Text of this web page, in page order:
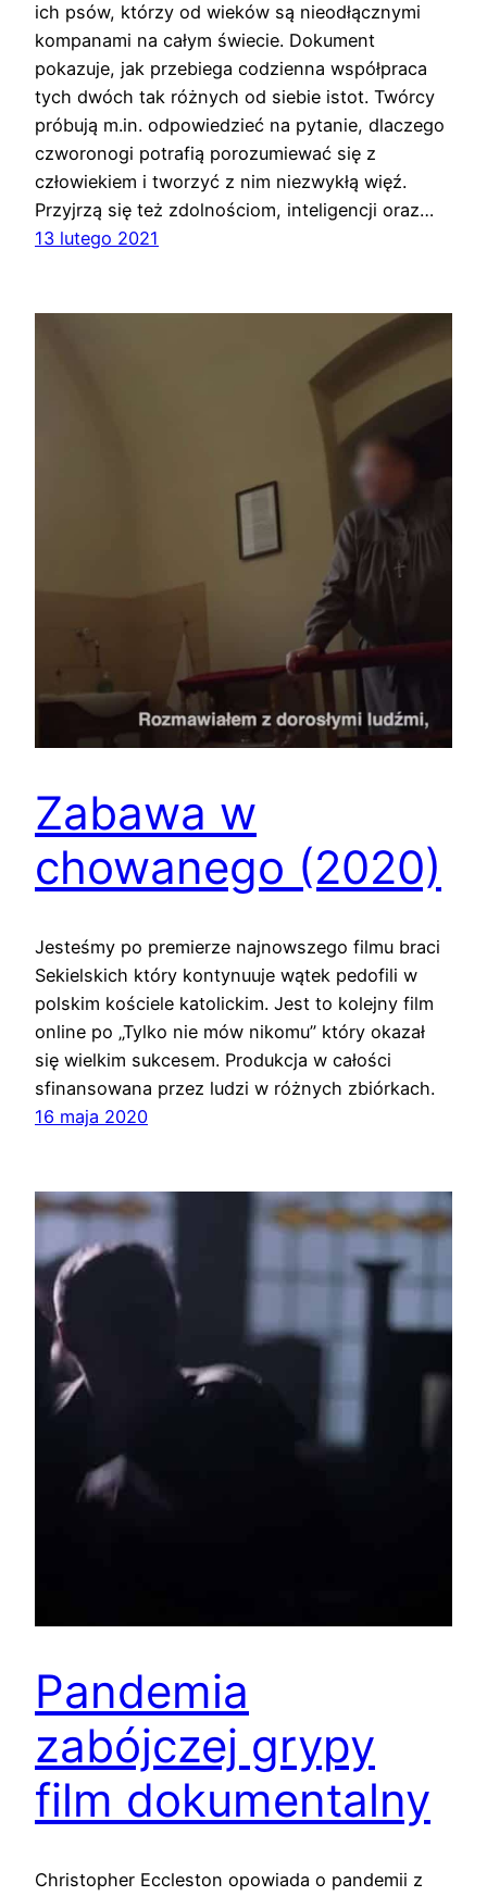
ich psów, którzy od wieków są nieodłącznymi
kompanami na całym świecie. Dokument
pokazuje, jak przebiega codzienna współpraca
tych dwóch tak różnych od siebie istot. Twórcy
próbują m.in. odpowiedzieć na pytanie, dlaczego
czworonogi potrafią porozumiewać się z
człowiekiem i tworzyć z nim niezwykłą więź.
Przyjrzą się też zdolnościom, inteligencji oraz…
13 lutego 2021
Zabawa w
chowanego (2020)
Jesteśmy po premierze najnowszego filmu braci
Sekielskich który kontynuuje wątek pedofili w
polskim kościele katolickim. Jest to kolejny film
online po „Tylko nie mów nikomu” który okazał
się wielkim sukcesem. Produkcja w całości
sfinansowana przez ludzi w różnych zbiórkach.
16 maja 2020
Pandemia
zabójczej grypy
film dokumentalny
Christopher Eccleston opowiada o pandemii z